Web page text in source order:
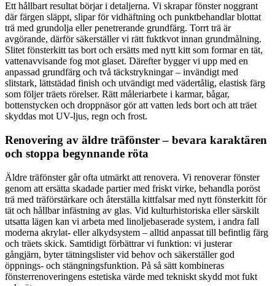
Ett hållbart resultat börjar i detaljerna. Vi skrapar fönster noggrant
där färgen släppt, slipar för vidhäftning och punktbehandlar blottat
trä med grundolja eller penetrerande grundfärg. Torrt trä är
avgörande, därför säkerställer vi rätt fuktkvot innan grundmålning.
Slitet fönsterkitt tas bort och ersätts med nytt kitt som formar en tät,
vattenavvisande fog mot glaset. Därefter bygger vi upp med en
anpassad grundfärg och två täckstrykningar – invändigt med
slitstark, lättstädad finish och utvändigt med vädertålig, elastisk färg
som följer träets rörelser. Rätt måleriarbete i karmar, bågar,
bottenstycken och droppnäsor gör att vatten leds bort och att träet
skyddas mot UV-ljus, regn och frost.
Renovering av äldre träfönster – bevara karaktären
och stoppa begynnande röta
Äldre träfönster går ofta utmärkt att renovera. Vi renoverar fönster
genom att ersätta skadade partier med friskt virke, behandla poröst
trä med träförstärkare och återställa kittfalsar med nytt fönsterkitt för
tät och hållbar infästning av glas. Vid kulturhistoriska eller särskilt
utsatta lägen kan vi arbeta med linoljebaserade system, i andra fall
moderna akrylat- eller alkydsystem – alltid anpassat till befintlig färg
och träets skick. Samtidigt förbättrar vi funktion: vi justerar
gångjärn, byter tätningslister vid behov och säkerställer god
öppnings- och stängningsfunktion. På så sätt kombineras
fönsterrenoveringens estetiska värde med tekniskt skydd mot fukt